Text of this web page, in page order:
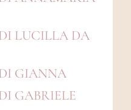
LUCILLA DA
GIANNA
GABRIELE